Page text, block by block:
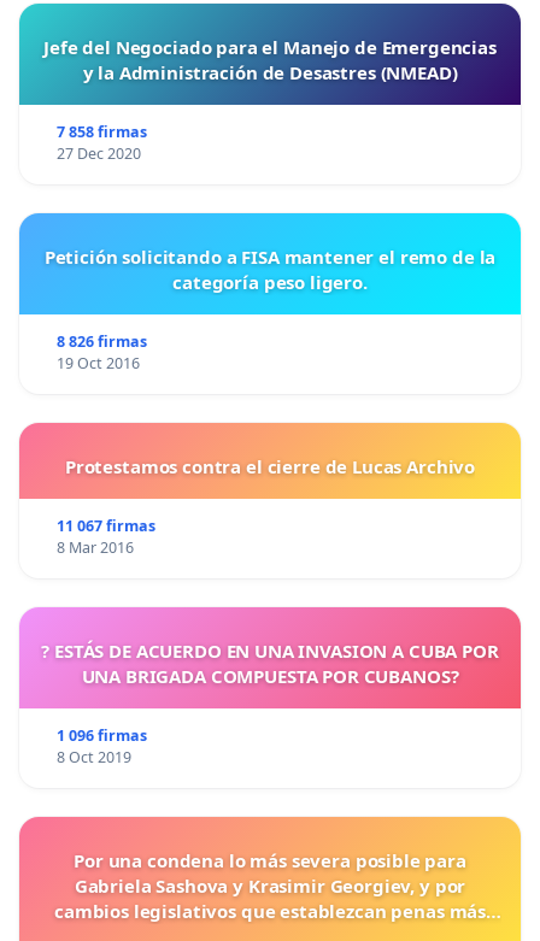
Jefe del Negociado para el Manejo de Emergencias
y la Administración de Desastres (NMEAD)
7 858 firmas
27 Dec 2020
Petición solicitando a FISA mantener el remo de la
categoría peso ligero.
8 826 firmas
19 Oct 2016
Protestamos contra el cierre de Lucas Archivo
11 067 firmas
8 Mar 2016
? ESTÁS DE ACUERDO EN UNA INVASION A CUBA POR
UNA BRIGADA COMPUESTA POR CUBANOS?
1 096 firmas
8 Oct 2019
Por una condena lo más severa posible para
Gabriela Sashova y Krasimir Georgiev, y por
cambios legislativos que establezcan penas más